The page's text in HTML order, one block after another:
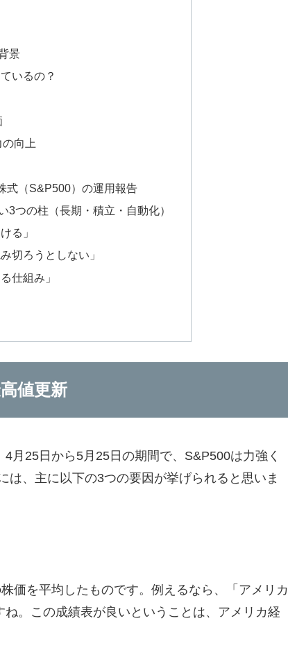
景
いるの？
向上
式（S&P500）の運用報告
3つの柱（長期・積立・自動化）
る」
切ろうとしない」
仕組み」
値更新
月25日から5月25日の期間で、S&P500は力強く
、主に以下の3つの要因が挙げられると思いま
価を平均したものです。例えるなら、「アメリカ
。この成績表が良いということは、アメリカ経